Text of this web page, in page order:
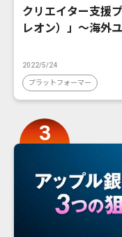
クリエイター支援
レオン）」〜海外
2022/5/24
プラットフォーマー